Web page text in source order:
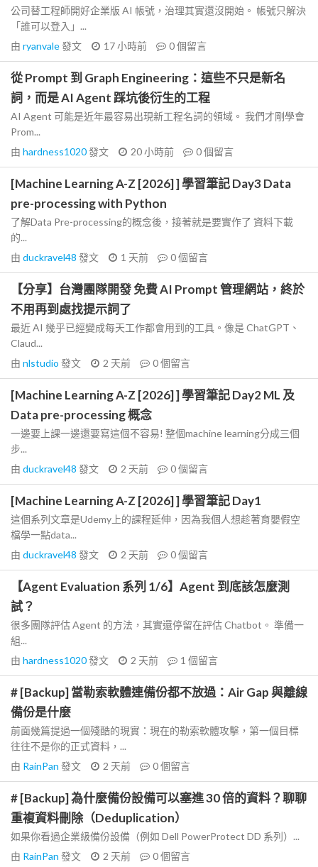
公司替工程師開好企業版 AI 帳號，治理其實還沒開始。 帳號只解決
「誰可以登入」...
由 ryanvale發文 17 小時前 0個留言
從 Prompt 到 Graph Engineering：這些不只是新名
詞，而是 AI Agent 踩坑後衍生的工程
AI Agent 可能是近年最容易出現新工程名詞的領域。 我們才剛學會
Prom...
由 hardness1020發文 20 小時前 0個留言
[Machine Learning A-Z [2026] ] 學習筆記 Day3 Data
pre-processing with Python
了解Data Pre-processing的概念後，接著就是要實作了 資料下載
的...
由 duckravel48 發文 1 天前 0個留言
【分享】台灣團隊開發 免費 AI Prompt 管理網站，終於
不用再到處找提示詞了
最近 AI 幾乎已經變成每天工作都會用到的工具。像是 ChatGPT、
Claud...
由 nlstudio 發文 2 天前 0個留言
[Machine Learning A-Z [2026] ] 學習筆記 Day2 ML 及
Data pre-processing 概念
一邊要上課一邊還要寫這個不容易! 整個machine learning分成三個
步...
由 duckravel48 發文 2 天前 0個留言
[Machine Learning A-Z [2026] ] 學習筆記 Day1
這個系列文章是Udemy上的課程延伸，因為我個人想趁著育嬰假空
檔學一點data...
由 duckravel48 發文 2 天前 0個留言
【Agent Evaluation 系列 1/6】Agent 到底該怎麼測
試？
很多團隊評估 Agent 的方法，其實還停留在評估 Chatbot。 準備一
組...
由 hardness1020發文 2 天前 1 個留言
# [Backup] 當勒索軟體連備份都不放過：Air Gap 與離線
備份是什麼
前面幾篇提過一個殘酷的現實：現在的勒索軟體攻擊，第一個目標
往往不是你的正式資料，...
由 RainPan 發文 2 天前 0個留言
# [Backup] 為什麼備份設備可以塞進 30 倍的資料？聊聊
重複資料刪除（Deduplication）
如果你看過企業級備份設備（例如 Dell PowerProtect DD 系列）...
由 RainPan 發文 2 天前 0個留言